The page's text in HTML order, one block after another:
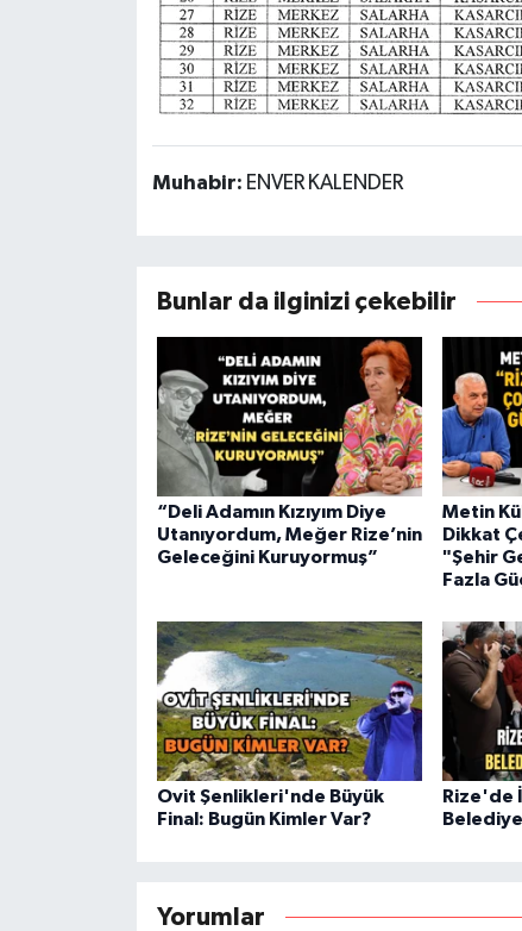
Muhabir: ENVER KALENDER
Bunlar da ilginizi çekebilir
“Deli Adamın Kızıyım Diye
Utanıyordum, Meğer Rize’nin
Geleceğini Kuruyormuş”
Metin
Dikkat
"Şehir
Fazla
Ovit Şenlikleri'nde Büyük
Final: Bugün Kimler Var?
Rize'de
Belediye
Yorumlar